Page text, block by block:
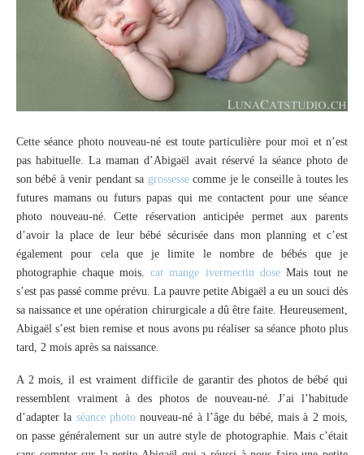
Cette séance photo nouveau-né est toute particulière pour moi et n’est
pas habituelle. La maman d’Abigaël avait réservé la séance photo de
son bébé à venir pendant sa grossessecomme je le conseille à toutes les
futures mamans ou futurs papas qui me contactent pour une séance
photo nouveau-né. Cette réservation anticipée permet aux parents
d’avoir la place de leur bébé sécurisée dans mon planning et c’est
également pour cela que je limite le nombre de bébés que je
photographie chaque mois.cat mange ivermectin doseMais tout ne
s’est pas passé comme prévu. La pauvre petite Abigaël a eu un souci dès
sa naissance et une opération chirurgicale a dû être faite. Heureusement,
Abigaël s’est bien remise et nous avons pu réaliser sa séance photo plus
tard, 2 mois après sa naissance.
A 2 mois, il est vraiment difficile de garantir des photos de bébé qui
ressemblent vraiment à des photos de nouveau-né. J’ai l’habitude
d’adapter la séance photo nouveau-né à l’âge du bébé, mais à 2 mois,
on passe généralement sur un autre style de photographie. Mais c’était